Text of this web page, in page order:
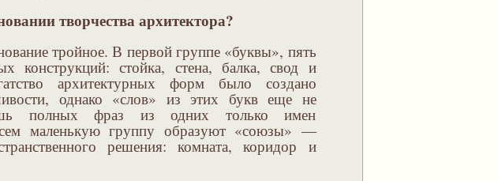
творчества архитектора?
тройное. В первой группе «буквы», пять
конструкций: стойка, стена, балка, свод и
архитектурных форм было создано
однако «слов» из этих букв еще не
полных фраз из одних только имен
маленькую группу образуют «союзы» —
решения: комната, коридор и